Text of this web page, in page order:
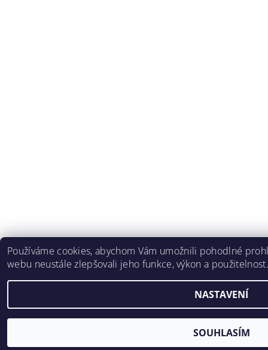
Používáme cookies, abychom Vám umožnili pohodlné
webu neustále zlepšovali jeho funkce, výkon a
NASTAVENÍ
SOUHLASÍM